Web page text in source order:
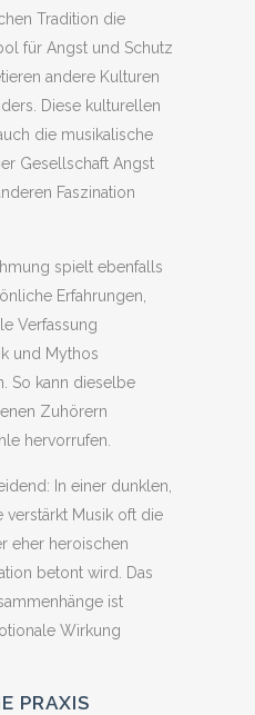
Tradition die
für Angst und Schutz
andere Kulturen
Diese kulturellen
die musikalische
Gesellschaft Angst
Faszination
spielt ebenfalls
Erfahrungen,
Verfassung
und Mythos
So kann dieselbe
Zuhörern
hervorrufen.
In einer dunklen,
verstärkt Musik oft die
eher heroischen
betont wird. Das
ist
Wirkung
PRAXIS